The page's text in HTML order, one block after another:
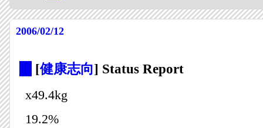
2006/02/12
[健康志向] Status Report
x49.4kg
19.2%